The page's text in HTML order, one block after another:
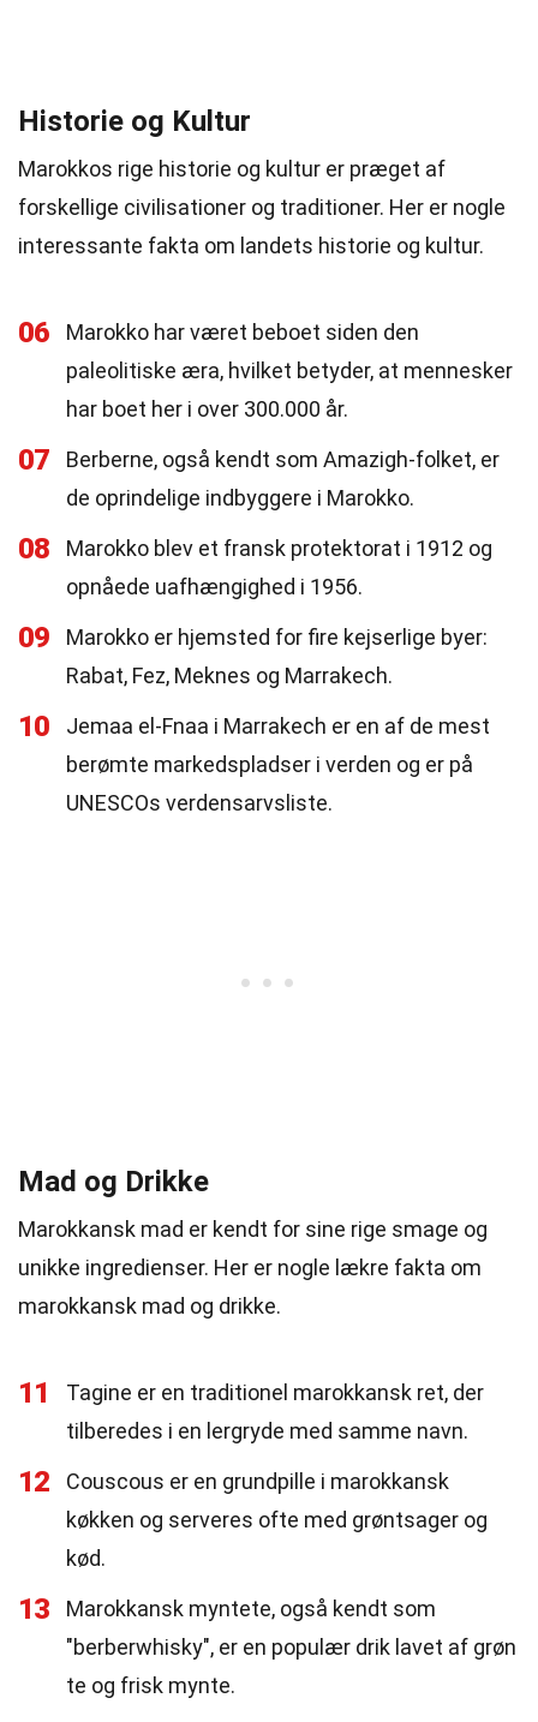
Historie og Kultur
Marokkos rige historie og kultur er præget af
forskellige civilisationer og traditioner. Her er nogle
interessante fakta om landets historie og kultur.
06
Marokko har været beboet siden den
paleolitiske æra, hvilket betyder, at mennesker
har boet her i over 300.000 år.
07
Berberne, også kendt som Amazigh-folket, er
de oprindelige indbyggere i Marokko.
08
Marokko blev et fransk protektorat i 1912 og
opnåede uafhængighed i 1956.
09
Marokko er hjemsted for fire kejserlige byer:
Rabat, Fez, Meknes og Marrakech.
10
Jemaa el-Fnaa i Marrakech er en af de mest
berømte markedspladser i verden og er på
UNESCOs verdensarvsliste.
Mad og Drikke
Marokkansk mad er kendt for sine rige smage og
unikke ingredienser. Her er nogle lækre fakta om
marokkansk mad og drikke.
11
Tagine er en traditionel marokkansk ret, der
tilberedes i en lergryde med samme navn.
12
Couscous er en grundpille i marokkansk
køkken og serveres ofte med grøntsager og
kød.
13
Marokkansk myntete, også kendt som
"berberwhisky", er en populær drik lavet af grøn
te og frisk mynte.